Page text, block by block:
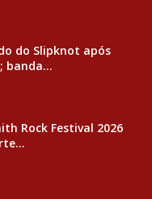
do Slipknot após
banda...
Rock Festival 2026